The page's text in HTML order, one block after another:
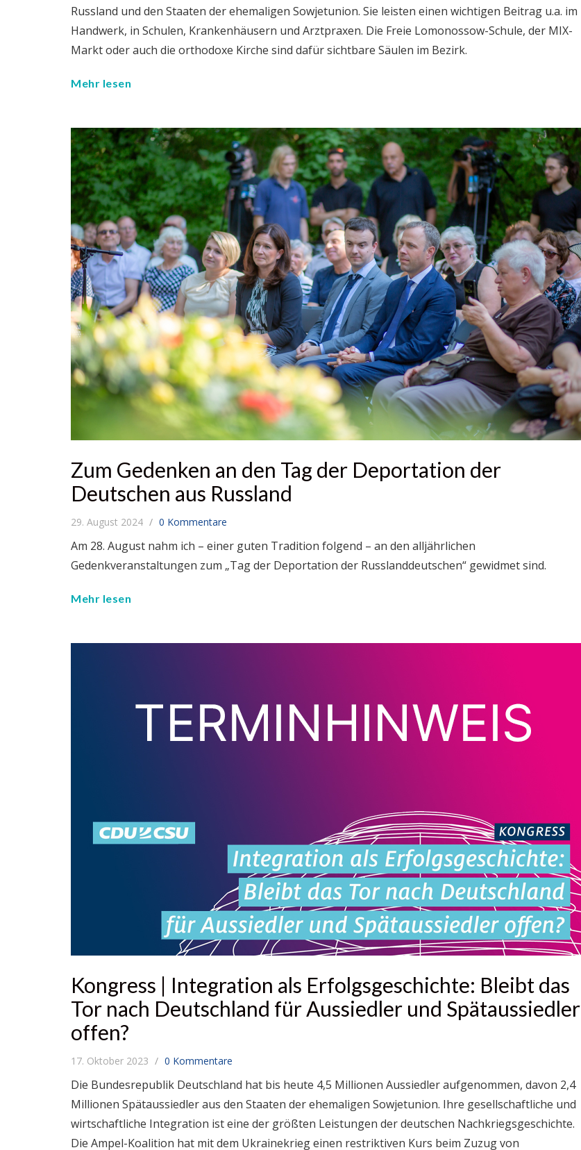
Russland und den Staaten der ehemaligen Sowjetunion. Sie leisten einen wichtigen Beitrag u.a. im
Handwerk, in Schulen, Krankenhäusern und Arztpraxen. Die Freie Lomonossow-Schule, der MIX-
Markt oder auch die orthodoxe Kirche sind dafür sichtbare Säulen im Bezirk.
Mehr lesen
Zum Gedenken an den Tag der Deportation der
Deutschen aus Russland
29. August 2024 0 Kommentare
Am 28. August nahm ich – einer guten Tradition folgend – an den alljährlichen
Gedenkveranstaltungen zum „Tag der Deportation der Russlanddeutschen“ gewidmet sind.
Mehr lesen
Kongress | Integration als Erfolgsgeschichte: Bleibt das
Tor nach Deutschland für Aussiedler und Spätaussiedler
offen?
17. Oktober 2023 0 Kommentare
Die Bundesrepublik Deutschland hat bis heute 4,5 Millionen Aussiedler aufgenommen, davon 2,4
Millionen Spätaussiedler aus den Staaten der ehemaligen Sowjetunion. Ihre gesellschaftliche und
wirtschaftliche Integration ist eine der größten Leistungen der deutschen Nachkriegsgeschichte.
Die Ampel-Koalition hat mit dem Ukrainekrieg einen restriktiven Kurs beim Zuzug von